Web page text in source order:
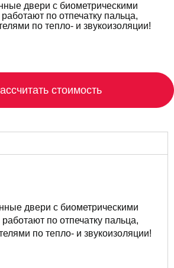
двери с биометрическими
по отпечатку пальца,
по тепло- и звукоизоляции!
стоимость
двери с биометрическими
по отпечатку пальца,
по тепло- и звукоизоляции!